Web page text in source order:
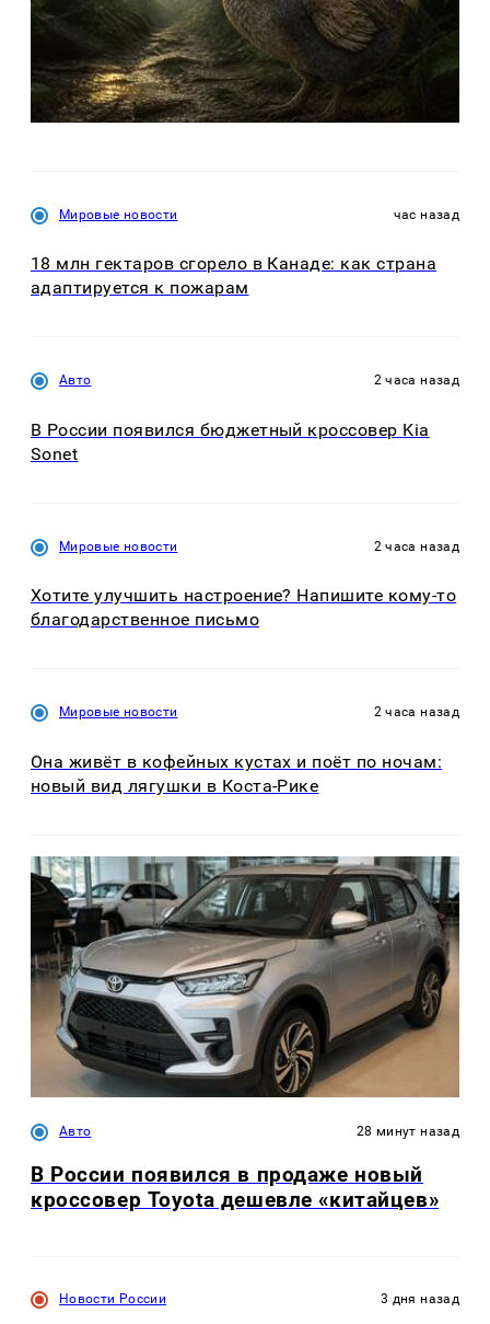
Мировые новости час назад
18 млн гектаров сгорело в Канаде: как страна
адаптируется к пожарам
Авто 2 часа назад
В России появился бюджетный кроссовер Kia
Sonet
Мировые новости 2 часа назад
Хотите улучшить настроение? Напишите кому-то
благодарственное письмо
Мировые новости 2 часа назад
Она живёт в кофейных кустах и поёт по ночам:
новый вид лягушки в Коста-Рике
Авто 28 минут назад
В России появился в продаже новый
кроссовер Toyota дешевле «китайцев»
Новости России 3 дня назад